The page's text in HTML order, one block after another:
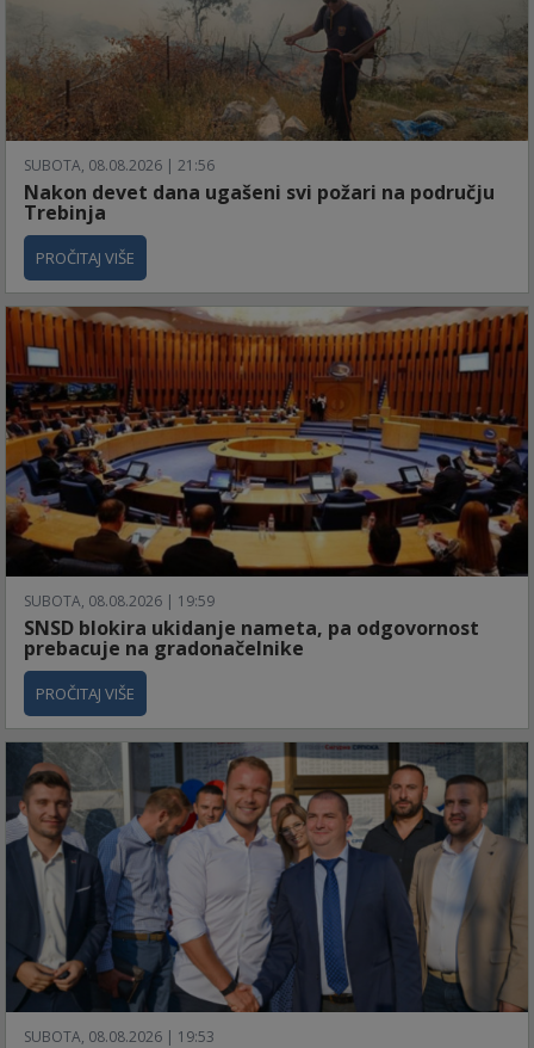
SUBOTA, 08.08.2026 | 21:56
Nakon devet dana ugašeni svi požari na području
Trebinja
PROČITAJ VIŠE
SUBOTA, 08.08.2026 | 19:59
SNSD blokira ukidanje nameta, pa odgovornost
prebacuje na gradonačelnike
PROČITAJ VIŠE
SUBOTA, 08.08.2026 | 19:53